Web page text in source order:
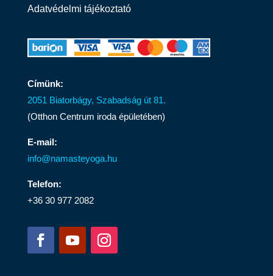
Adatvédelmi tájékoztató
Címünk:
2051 Biatorbágy, Szabadság út 81.
(Otthon Centrum iroda épületében)
E-mail:
info@namasteyoga.hu
Telefon:
+36 30 977 2082